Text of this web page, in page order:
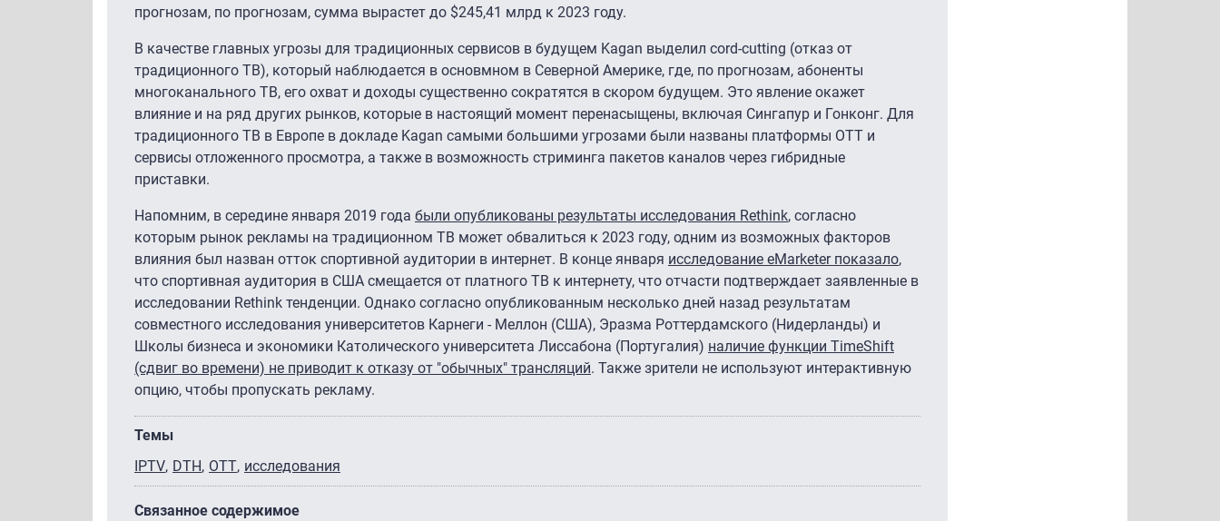
прогнозам, по прогнозам, сумма вырастет до $245,41 млрд к 2023 году.
В качестве главных угрозы для традиционных сервисов в будущем Kagan выделил cord-cutting (отказ от
традиционного ТВ), который наблюдается в основмном в Северной Америке, где, по прогнозам, абоненты
многоканального ТВ, его охват и доходы существенно сократятся в скором будущем. Это явление окажет
влияние и на ряд других рынков, которые в настоящий момент перенасыщены, включая Сингапур и Гонконг. Для
традиционного ТВ в Европе в докладе Kagan самыми большими угрозами были названы платформы OTT и
сервисы отложенного просмотра, а также в возможность стриминга пакетов каналов через гибридные
приставки.
Напомним, в середине января 2019 года были опубликованы результаты исследования Rethink, согласно
которым рынок рекламы на традиционном ТВ может обвалиться к 2023 году, одним из возможных факторов
влияния был назван отток спортивной аудитории в интернет. В конце января исследование eMarketer показало,
что спортивная аудитория в США смещается от платного ТВ к интернету, что отчасти подтверждает заявленные в
исследовании Rethink тенденции. Однако согласно опубликованным несколько дней назад результатам
совместного исследования университетов Карнеги - Меллон (США), Эразма Роттердамского (Нидерланды) и
Школы бизнеса и экономики Католического университета Лиссабона (Португалия) наличие функции TimeShift
(сдвиг во времени) не приводит к отказу от "обычных" трансляций. Также зрители не используют интерактивную
опцию, чтобы пропускать рекламу.
Темы
IPTV DTH ОТТ исследования
Связанное содержимое